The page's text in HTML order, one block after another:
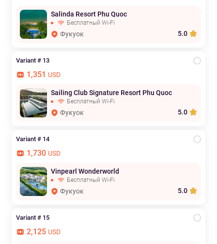
Salinda Resort Phu Quoc
Бесплатный Wi-Fi
Фукуок 5.0
Variant # 13
1,351 USD
Sailing Club Signature Resort Phu Quoc
Бесплатный Wi-Fi
Фукуок 5.0
Variant # 14
1,730 USD
Vinpearl Wonderworld
Бесплатный Wi-Fi
Фукуок 5.0
Variant # 15
2,125 USD